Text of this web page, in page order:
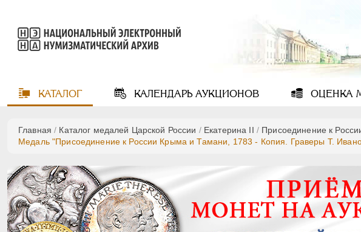
КАТАЛОГ КАЛЕНДАРЬАУКЦИОНОВ ОЦЕНКА
Главная / Каталог медалей Царской России / Екатерина II / Присоединение к
Медаль "Присоединение к России Крыма и Тамани, 1783 - Копия. Граверы T.